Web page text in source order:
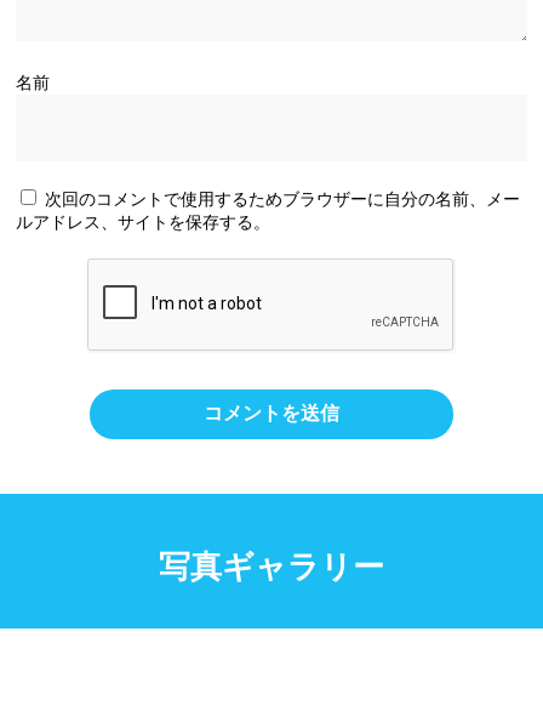
名前
次回のコメントで使用するためブラウザーに自分の名前、メー
ルアドレス、サイトを保存する。
写真ギャラリー